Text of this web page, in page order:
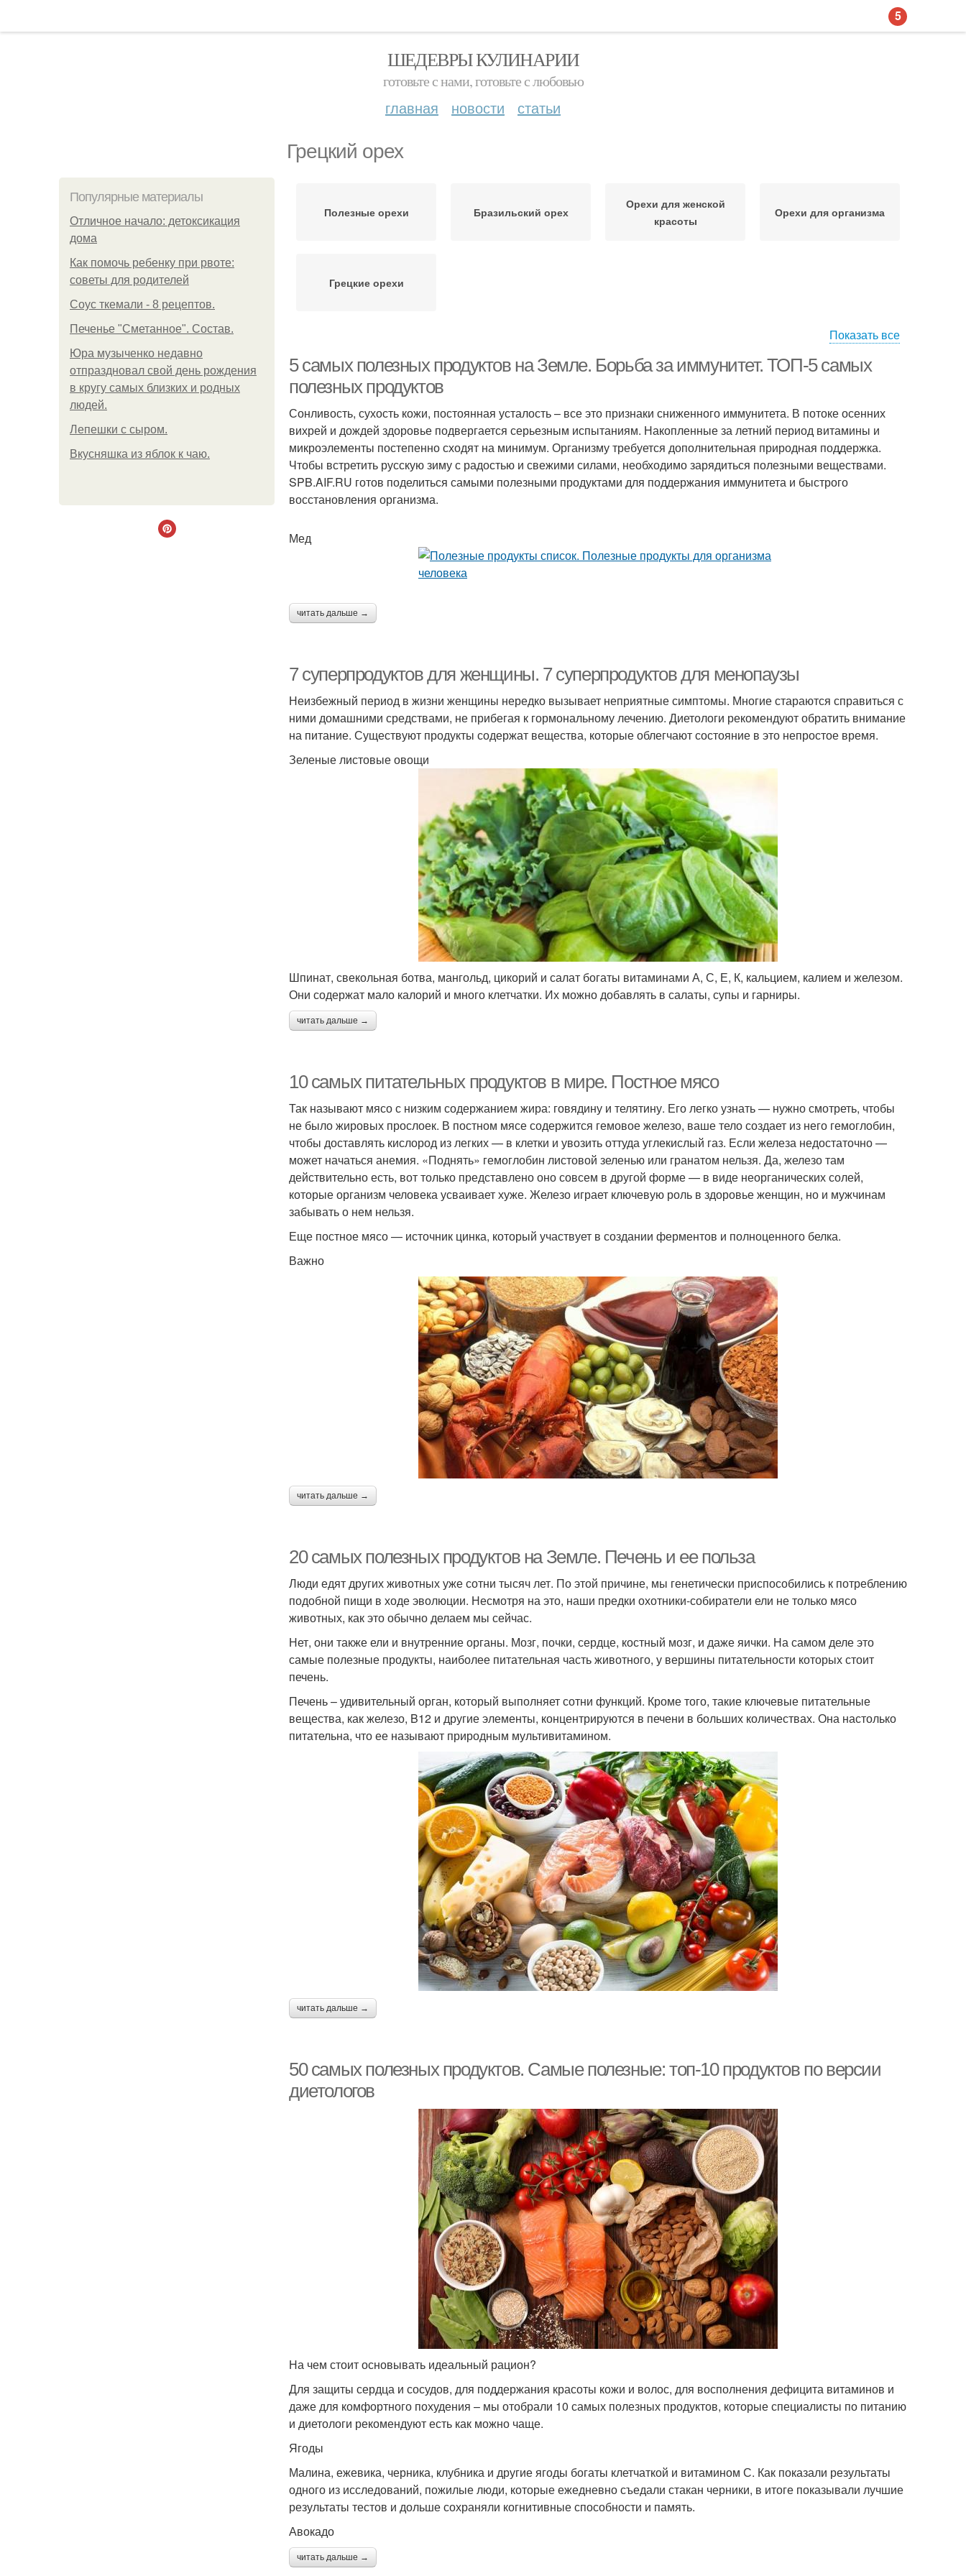
ШЕДЕВРЫ КУЛИНАРИИ
готовьте с нами, готовьте с любовью
главная новости статьи
Грецкий орех
Популярные материалы
Отличное начало: детоксикация
дома
Как помочь ребенку при рвоте:
советы для родителей
Соус ткемали - 8 рецептов.
Печенье "Сметанное". Состав.
Юра музыченко недавно
отпраздновал свой день рождения
в кругу самых близких и родных
людей.
Лепешки с сыром.
Вкусняшка из яблок к чаю.
Полезные орехи Бразильский орех
Орехи для женской
красоты
Орехи для организма
Грецкие орехи
Показать все
5 самых полезных продуктов на Земле. Борьба за иммунитет. ТОП-5 самых
полезных продуктов
Сонливость, сухость кожи, постоянная усталость – все это признаки сниженного иммунитета. В потоке осенних
вихрей и дождей здоровье подвергается серьезным испытаниям. Накопленные за летний период витамины и
микроэлементы постепенно сходят на минимум. Организму требуется дополнительная природная поддержка.
Чтобы встретить русскую зиму с радостью и свежими силами, необходимо зарядиться полезными веществами.
SPB.AIF.RU готов поделиться самыми полезными продуктами для поддержания иммунитета и быстрого
восстановления организма.
Мед
читать дальше →
7 суперпродуктов для женщины. 7 суперпродуктов для менопаузы
Неизбежный период в жизни женщины нередко вызывает неприятные симптомы. Многие стараются справиться с
ними домашними средствами, не прибегая к гормональному лечению. Диетологи рекомендуют обратить внимание
на питание. Существуют продукты содержат вещества, которые облегчают состояние в это непростое время.
Зеленые листовые овощи
Шпинат, свекольная ботва, мангольд, цикорий и салат богаты витаминами А, С, Е, К, кальцием, калием и железом.
Они содержат мало калорий и много клетчатки. Их можно добавлять в салаты, супы и гарниры.
читать дальше →
10 самых питательных продуктов в мире. Постное мясо
Так называют мясо с низким содержанием жира: говядину и телятину. Его легко узнать — нужно смотреть, чтобы
не было жировых прослоек. В постном мясе содержится гемовое железо, ваше тело создает из него гемоглобин,
чтобы доставлять кислород из легких — в клетки и увозить оттуда углекислый газ. Если железа недостаточно —
может начаться анемия. «Поднять» гемоглобин листовой зеленью или гранатом нельзя. Да, железо там
действительно есть, вот только представлено оно совсем в другой форме — в виде неорганических солей,
которые организм человека усваивает хуже. Железо играет ключевую роль в здоровье женщин, но и мужчинам
забывать о нем нельзя.
Еще постное мясо — источник цинка, который участвует в создании ферментов и полноценного белка.
Важно
читать дальше →
20 самых полезных продуктов на Земле. Печень и ее польза
Люди едят других животных уже сотни тысяч лет. По этой причине, мы генетически приспособились к потреблению
подобной пищи в ходе эволюции. Несмотря на это, наши предки охотники-собиратели ели не только мясо
животных, как это обычно делаем мы сейчас.
Нет, они также ели и внутренние органы. Мозг, почки, сердце, костный мозг, и даже яички. На самом деле это
самые полезные продукты, наиболее питательная часть животного, у вершины питательности которых стоит
печень.
Печень – удивительный орган, который выполняет сотни функций. Кроме того, такие ключевые питательные
вещества, как железо, B12 и другие элементы, концентрируются в печени в больших количествах. Она настолько
питательна, что ее называют природным мультивитамином.
читать дальше →
50 самых полезных продуктов. Самые полезные: топ-10 продуктов по версии
диетологов
На чем стоит основывать идеальный рацион?
Для защиты сердца и сосудов, для поддержания красоты кожи и волос, для восполнения дефицита витаминов и
даже для комфортного похудения – мы отобрали 10 самых полезных продуктов, которые специалисты по питанию
и диетологи рекомендуют есть как можно чаще.
Ягоды
Малина, ежевика, черника, клубника и другие ягоды богаты клетчаткой и витамином С. Как показали результаты
одного из исследований, пожилые люди, которые ежедневно съедали стакан черники, в итоге показывали лучшие
результаты тестов и дольше сохраняли когнитивные способности и память.
Авокадо
читать дальше →
5